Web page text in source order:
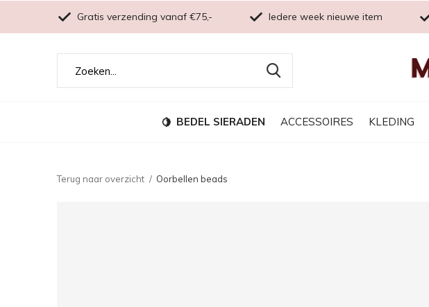
BEDEL SIERADEN ACCESSOIRES KLEDING
Gratis verzending vanaf €75,- Iedere week nieuwe item
Terug naar overzicht Oorbellen beads